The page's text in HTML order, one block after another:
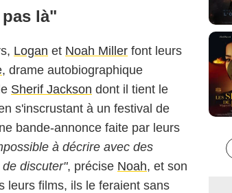
là"
Logan et Noah Miller font leurs
, drame autobiographique
Sherif Jackson dont il tient le
s'inscrustant à un festival de
bande-annonce faite par leurs
à décrire avec des
discuter", précise Noah, et son
leurs films, ils le feraient sans